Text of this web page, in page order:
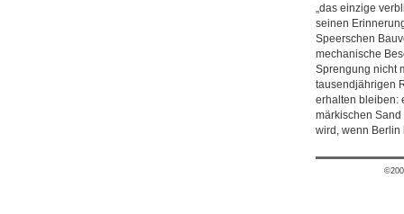
„das einzige
seinen
Speerschen
mechanische
Sprengung nicht
tausendjährigen
erhalten bleiben:
märkischen
wird, wenn Berlin